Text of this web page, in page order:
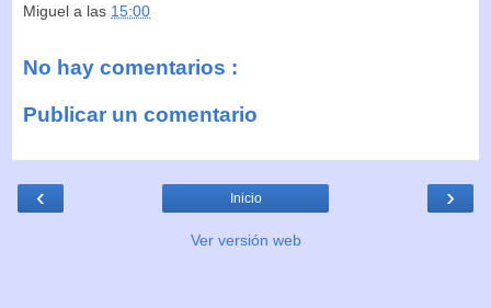
Miguel a las 15:00
No hay comentarios :
Publicar un comentario
‹ ›
Inicio
Ver versión web